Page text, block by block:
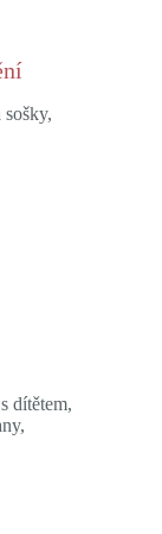
sošky,
dítětem,